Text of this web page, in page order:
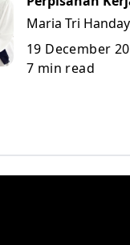
Berkesan
Maria Tri
19 December
7 min read